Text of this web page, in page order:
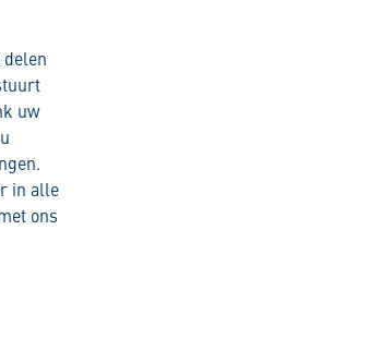
uw
in alle
ons